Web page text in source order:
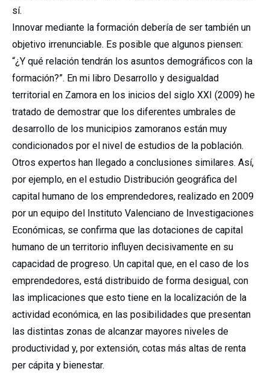
sí.
Innovar mediante la formación debería de ser también un
objetivo irrenunciable. Es posible que algunos piensen:
“¿Y qué relación tendrán los asuntos demográficos con la
formación?”. En mi libro Desarrollo y desigualdad
territorial en Zamora en los inicios del siglo XXI (2009) he
tratado de demostrar que los diferentes umbrales de
desarrollo de los municipios zamoranos están muy
condicionados por el nivel de estudios de la población.
Otros expertos han llegado a conclusiones similares. Así,
por ejemplo, en el estudio Distribución geográfica del
capital humano de los emprendedores, realizado en 2009
por un equipo del Instituto Valenciano de Investigaciones
Económicas, se confirma que las dotaciones de capital
humano de un territorio influyen decisivamente en su
capacidad de progreso. Un capital que, en el caso de los
emprendedores, está distribuido de forma desigual, con
las implicaciones que esto tiene en la localización de la
actividad económica, en las posibilidades que presentan
las distintas zonas de alcanzar mayores niveles de
productividad y, por extensión, cotas más altas de renta
per cápita y bienestar.